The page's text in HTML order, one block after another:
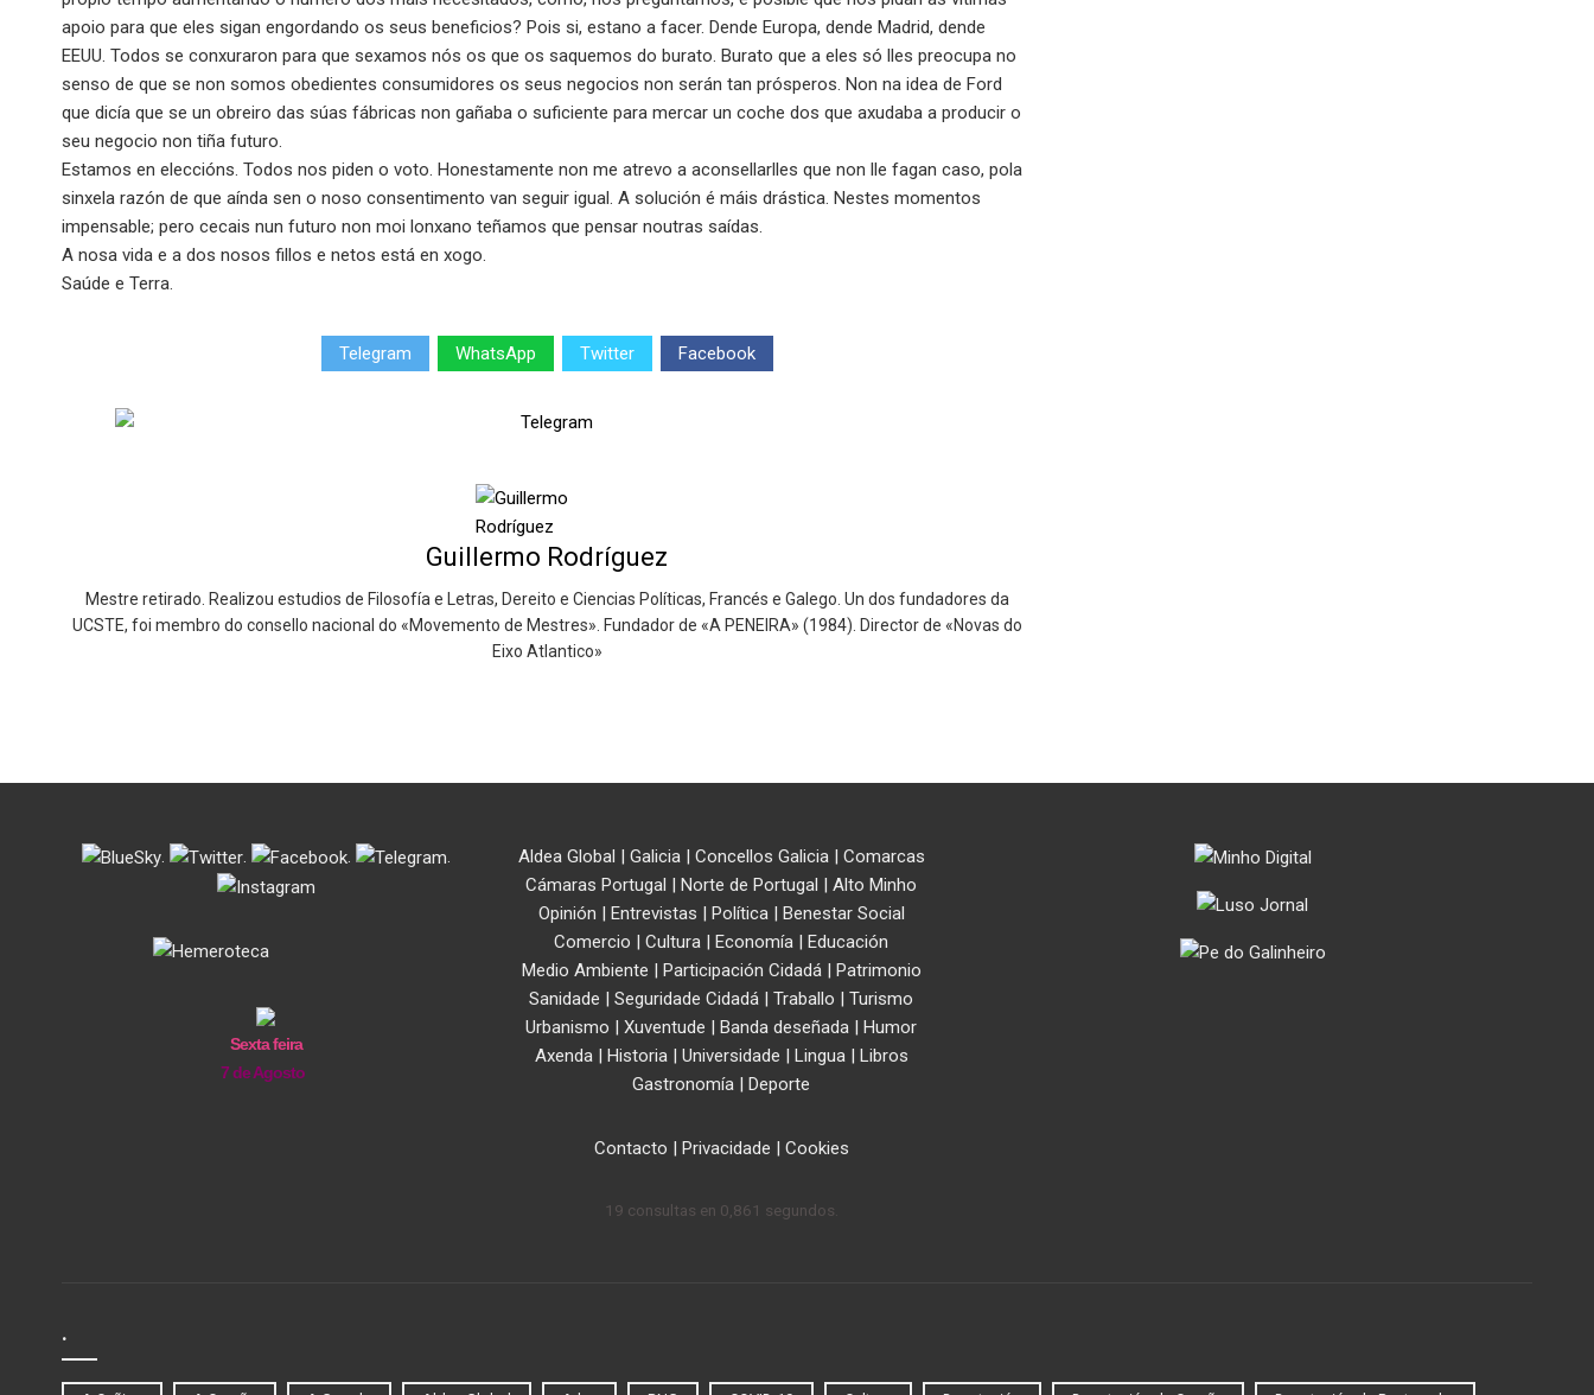
apoio para que eles sigan engordando os seus beneficios? Pois si, estano a facer. Dende Europa, dende Madrid, dende
EEUU. Todos se conxuraron para que sexamos nós os que os saquemos do burato. Burato que a eles só lles preocupa no
senso de que se non somos obedientes consumidores os seus negocios non serán tan prósperos. Non na idea de Ford
que dicía que se un obreiro das súas fábricas non gañaba o suficiente para mercar un coche dos que axudaba a producir o
seu negocio non tiña futuro.
Estamos en eleccións. Todos nos piden o voto. Honestamente non me atrevo a aconsellarlles que non lle fagan caso, pola
sinxela razón de que aínda sen o noso consentimento van seguir igual. A solución é máis drástica. Nestes momentos
impensable; pero cecais nun futuro non moi lonxano teñamos que pensar noutras saídas.
A nosa vida e a dos nosos fillos e netos está en xogo.
Saúde e Terra.
Telegram WhatsApp Twitter Facebook
Guillermo Rodríguez
Mestre retirado. Realizou estudios de Filosofía e Letras, Dereito e Ciencias Políticas, Francés e Galego. Un dos fundadores da
UCSTE, foi membro do consello nacional do «Movemento de Mestres». Fundador de «A PENEIRA» (1984). Director de «Novas do
Eixo Atlantico»
. . . .
Sexta feira
7 de Agosto
Aldea Global | Galicia| Concellos Galicia| Comarcas
Cámaras Portugal | Norte de Portugal | Alto Minho
Opinión | Entrevistas | Política| Benestar Social
Comercio | Cultura | Economía | Educación
Medio Ambiente | Participación Cidadá| Patrimonio
Sanidade | Seguridade Cidadá | Traballo | Turismo
Urbanismo | Xuventude | Banda deseñada | Humor
Axenda| Historia| Universidade | Lingua| Libros
Gastronomía | Deporte
Contacto | Privacidade | Cookies
19 consultas en 0,861 segundos.
.